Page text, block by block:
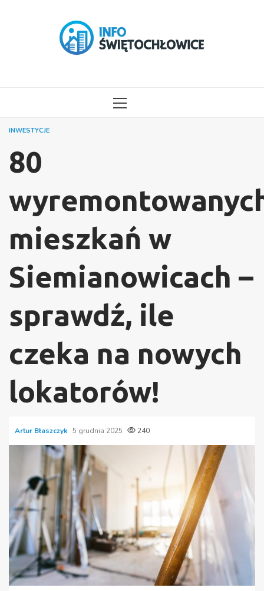
MENU
INWESTYCJE
80
mieszkań w
Siemianowicach –
sprawdź, ile
czeka na nowych
lokatorów!
Artur Błaszczyk 5 grudnia 2025 240